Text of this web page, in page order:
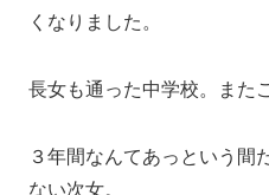
くなりました。
長女も通った中学校。また
３年間なんてあっという間
ない次女。